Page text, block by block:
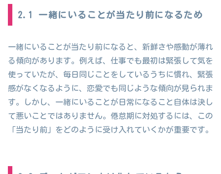
2.1 一緒にいることが当たり前になるため
一緒にいることが当たり前になると、新鮮さや感動が薄れ
る傾向があります。例えば、仕事でも最初は緊張して気を
使っていたが、毎日同じことをしているうちに慣れ、緊張
感がなくなるように、恋愛でも同じような傾向が見られま
す。しかし、一緒にいることが日常になること自体は決し
て悪いことではありません。倦怠期に対処するには、この
「当たり前」をどのように受け入れていくかが重要です。